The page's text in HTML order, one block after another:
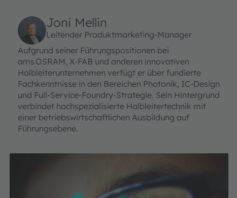
Joni Mellin
Leitender Produktmarketing-Manager
Aufgrund seiner Führungspositionen bei
ams OSRAM, X‑FAB und anderen innovativen
Halbleiterunternehmen verfügt er über fundierte
Fachkenntnisse in den Bereichen Photonik, IC-Design
und Full-Service-Foundry-Strategie. Sein Hintergrund
verbindet hochspezialisierte Halbleitertechnik mit
einer betriebswirtschaftlichen Ausbildung auf
Führungsebene.